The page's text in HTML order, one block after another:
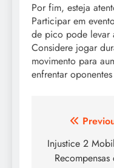
Por fim, esteja
Participar em
de pico pode levar
Considere jogar
movimento para
enfrentar
Post
navigation
Injustice 2
Recompensas